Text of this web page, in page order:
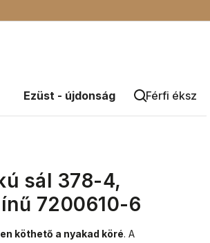
Ezüst - újdonság Férfi
sál 378-4,
7200610-6
köthető a nyakad köré.A